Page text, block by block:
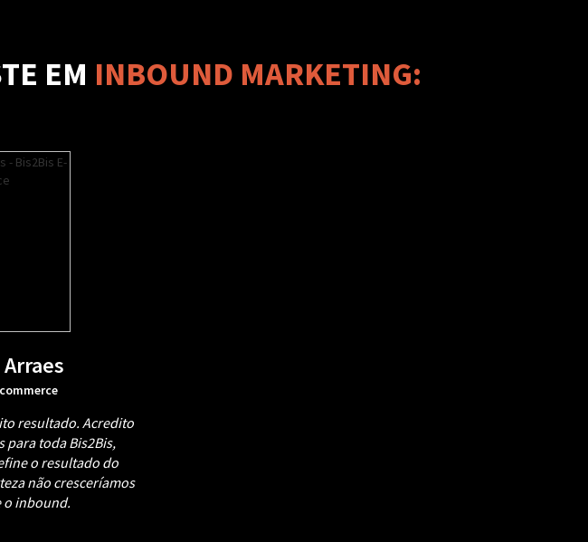
EM INBOUND MARKETING:
resultado. Acredito
para toda Bis2Bis,
o resultado do
não cresceríamos
o inbound.